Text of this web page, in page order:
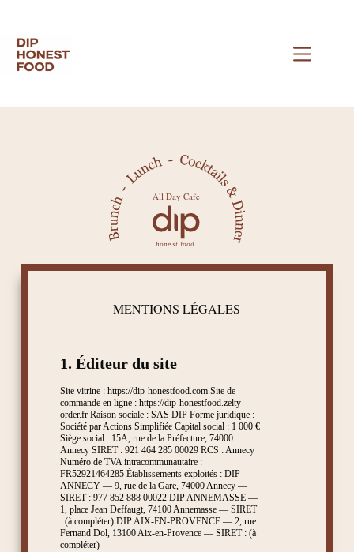
MENTIONS LÉGALES
1. Éditeur du site
Site vitrine : https://dip-honestfood.com Site de
commande en ligne : https://dip-honestfood.zelty-
order.fr Raison sociale : SAS DIP Forme juridique :
Société par Actions Simplifiée Capital social : 1 000 €
Siège social : 15A, rue de la Préfecture, 74000
Annecy SIRET : 921 464 285 00029 RCS : Annecy
Numéro de TVA intracommunautaire :
FR52921464285 Établissements exploités : DIP
ANNECY — 9, rue de la Gare, 74000 Annecy —
SIRET : 977 852 888 00022 DIP ANNEMASSE —
1, place Jean Deffaugt, 74100 Annemasse — SIRET
: (à compléter) DIP AIX-EN-PROVENCE — 2, rue
Fernand Dol, 13100 Aix-en-Provence — SIRET : (à
compléter)